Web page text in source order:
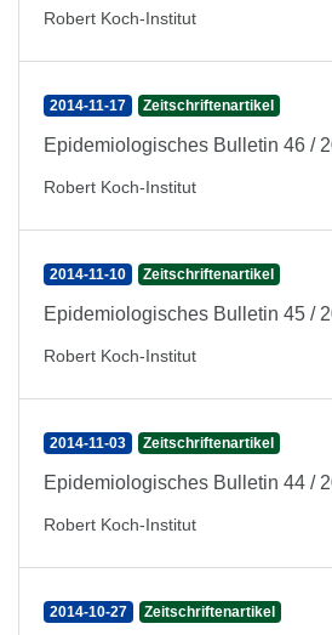
Robert Koch-Institut
2014-11-17 Zeitschriftenartikel
Epidemiologisches Bulletin 46 /
Robert Koch-Institut
2014-11-10 Zeitschriftenartikel
Epidemiologisches Bulletin 45 /
Robert Koch-Institut
2014-11-03 Zeitschriftenartikel
Epidemiologisches Bulletin 44 /
Robert Koch-Institut
2014-10-27 Zeitschriftenartikel